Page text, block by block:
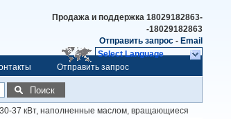
Продажа и поддержка 18029182863-
-18029182863
Отправить запрос - Email
Select Language
Отправить запрос
Поиск
37 кВт, наполненные маслом, вращающиеся